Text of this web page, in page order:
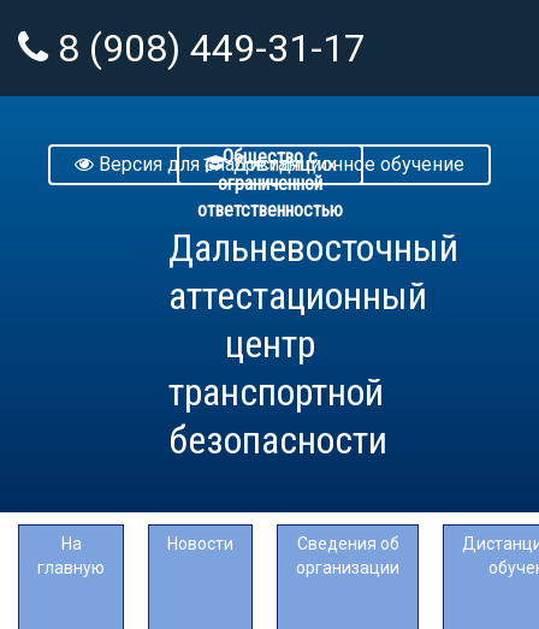
8 (908) 449-31-17
info@datctb.ru
Общество с
ограниченной
ответственностью
Дальневосточный
аттестационный
центр
транспортной
безопасности
Дистанционное обучение
Версия для слабовидящих
На
главную
Новости
Сведения об
организации